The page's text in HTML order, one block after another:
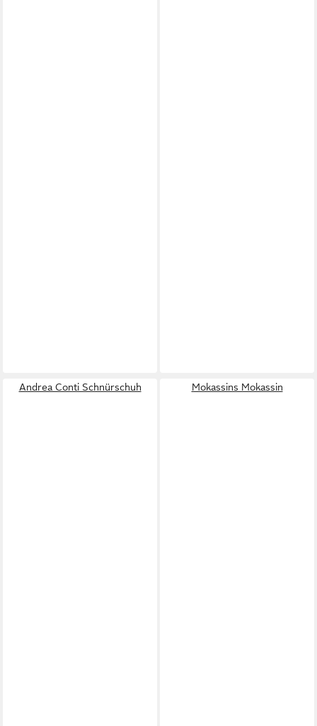
Andrea Conti Schnürschuh Mokassins Mokassin